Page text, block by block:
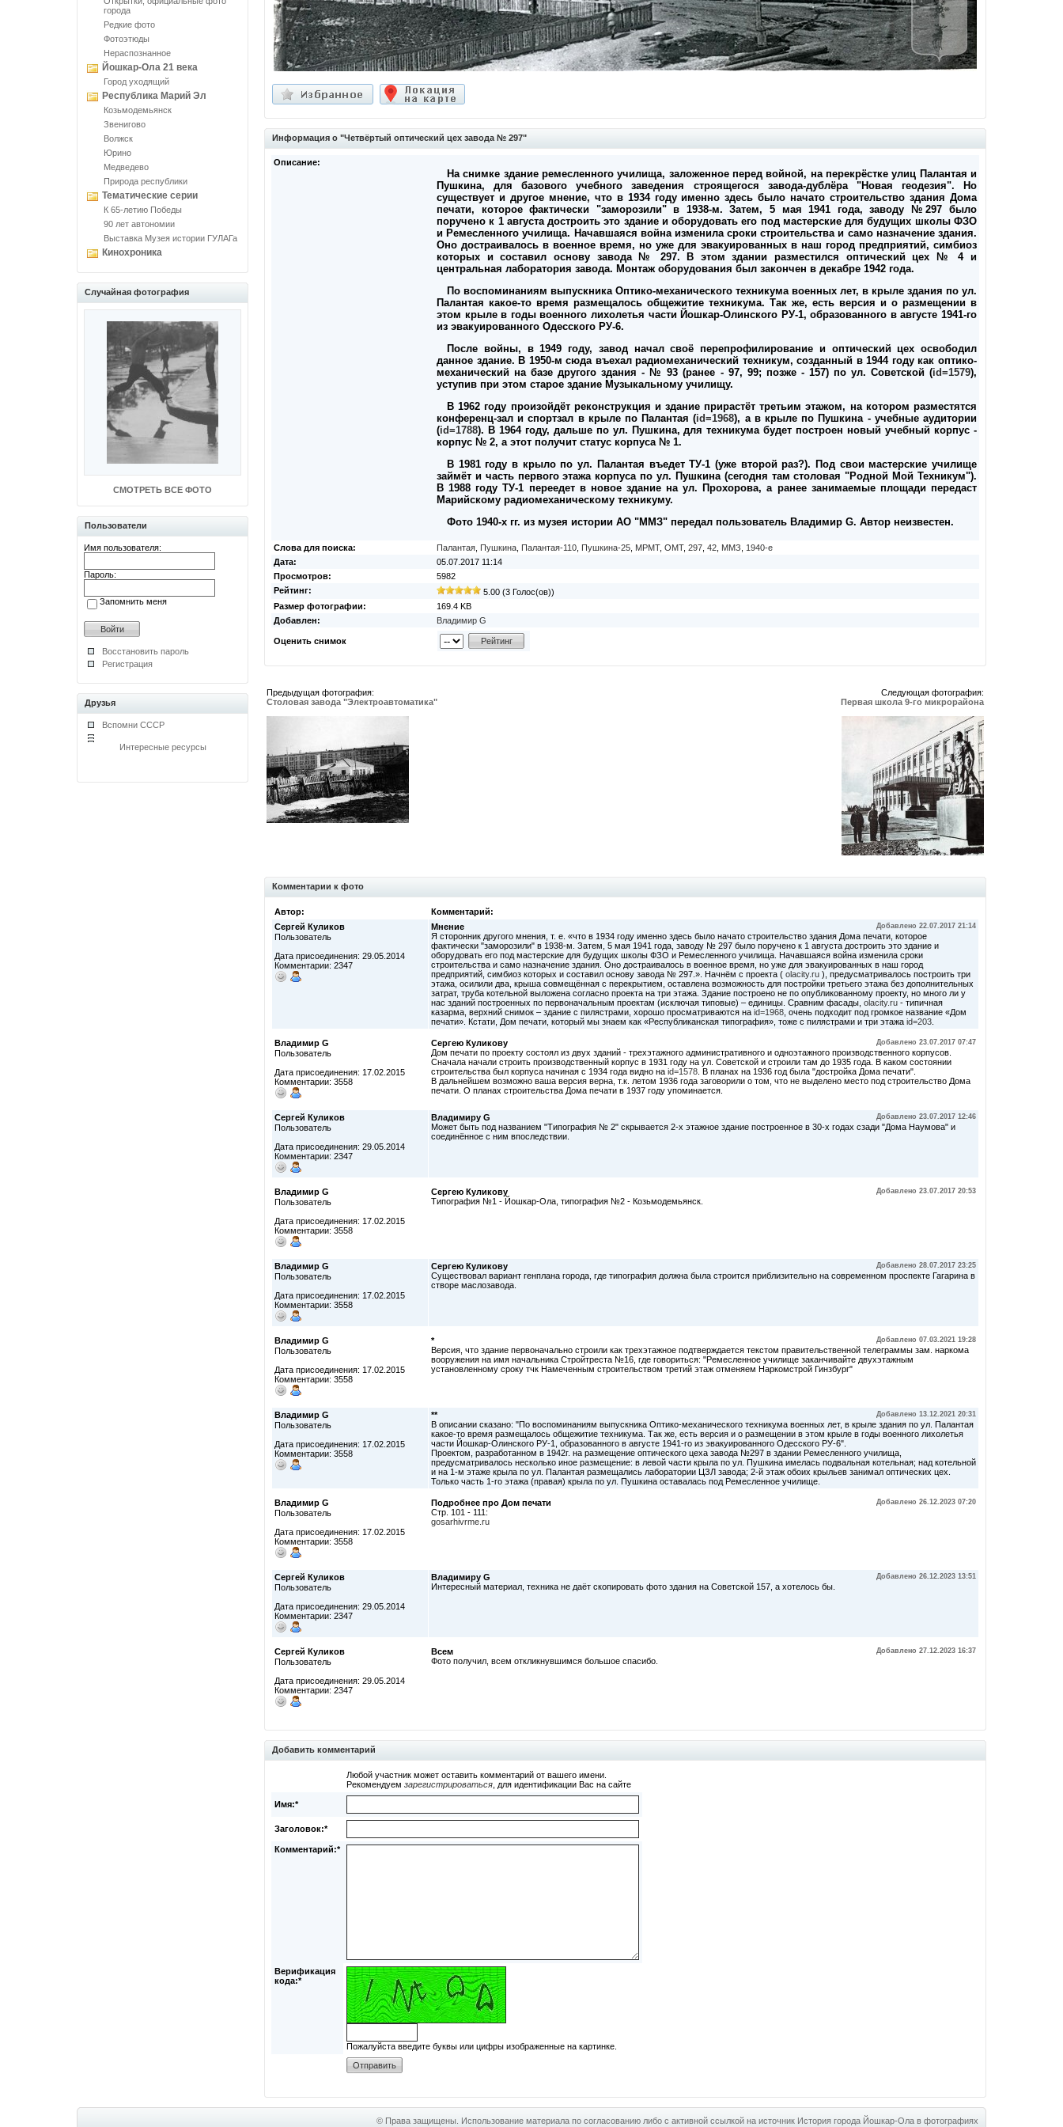
города
Редкие фото
Фотоэтюды
Нераспознанное
Йошкар-Ола 21 века
Город уходящий
Республика Марий Эл
Козьмодемьянск
Звенигово
Волжск
Юрино
Медведево
Природа республики
Тематические серии
К 65-летию Победы
90 лет автономии
Выставка Музея истории ГУЛАГа
Кинохроника
Случайная фотография
СМОТРЕТЬ ВСЕ ФОТО
Пользователи
Имя пользователя:
Пароль:
Запомнить меня
Восстановить пароль
Регистрация
Друзья
Вспомни СССР
Интересные ресурсы
Информация о "Четвёртый оптический цех завода № 297"
Описание:
На снимке здание ремесленного училища, заложенное перед войной, на перекрёстке улиц Палантая и
Пушкина, для базового учебного заведения строящегося завода-дублёра "Новая геодезия". Но
существует и другое мнение, что в 1934 году именно здесь было начато строительство здания Дома
печати, которое фактически "заморозили" в 1938-м. Затем, 5 мая 1941 года, заводу №297 было
поручено к 1 августа достроить это здание и оборудовать его под мастерские для будущих школы ФЗО
и Ремесленного училища. Начавшаяся война изменила сроки строительства и само назначение здания.
Оно достраивалось в военное время, но уже для эвакуированных в наш город предприятий, симбиоз
которых и составил основу завода № 297. В этом здании разместился оптический цех № 4 и
центральная лаборатория завода. Монтаж оборудования был закончен в декабре 1942 года.
По воспоминаниям выпускника Оптико-механического техникума военных лет, в крыле здания по ул.
Палантая какое-то время размещалось общежитие техникума. Так же, есть версия и о размещении в
этом крыле в годы военного лихолетья части Йошкар-Олинского РУ-1, образованного в августе 1941-го
из эвакуированного Одесского РУ-6.
После войны, в 1949 году, завод начал своё перепрофилирование и оптический цех освободил
данное здание. В 1950-м сюда въехал радиомеханический техникум, созданный в 1944 году как оптико-
механический на базе другого здания - № 93 (ранее - 97, 99; позже - 157) по ул. Советской (id=1579),
уступив при этом старое здание Музыкальному училищу.
В 1962 году произойдёт реконструкция и здание прирастёт третьим этажом, на котором разместятся
конференц-зал и спортзал в крыле по Палантая (id=1968), а в крыле по Пушкина - учебные аудитории
(id=1788). В 1964 году, дальше по ул. Пушкина, для техникума будет построен новый учебный корпус -
корпус № 2, а этот получит статус корпуса № 1.
В 1981 году в крыло по ул. Палантая въедет ТУ-1 (уже второй раз?). Под свои мастерские училище
займёт и часть первого этажа корпуса по ул. Пушкина (сегодня там столовая "Родной Мой Техникум").
В 1988 году ТУ-1 переедет в новое здание на ул. Прохорова, а ранее занимаемые площади передаст
Марийскому радиомеханическому техникуму.
Фото 1940-х гг. из музея истории АО "ММЗ" передал пользователь Владимир G. Автор неизвестен.
Слова для поиска: Палантая Пушкина Палантая-110 Пушкина-25 МРМТ, ОМТ, 297 42 ММЗ
1940-е
Дата:
05.07.2017 11:14
Просмотров:
5982
Рейтинг:
5.00 (3 Голос(ов))
Размер фотографии:
169.4 KB
Добавлен:
Владимир G
Оценить снимок
Предыдущая фотография:
Столовая завода "Электроавтоматика"
Следующая фотография:
Первая школа 9-го микрорайона
Комментарии к фото
Автор:
Комментарий:
Сергей Куликов
Пользователь
Дата присоединения: 29.05.2014
Комментарии: 2347
Мнение Добавлено 22.07.2017 21:14
Я сторонник другого мнения, т. е. «что в 1934 году именно здесь было начато строительство здания Дома печати, которое
фактически "заморозили" в 1938-м. Затем, 5 мая 1941 года, заводу № 297 было поручено к 1 августа достроить это здание и
оборудовать его под мастерские для будущих школы ФЗО и Ремесленного училища. Начавшаяся война изменила сроки
строительства и само назначение здания. Оно достраивалось в военное время, но уже для эвакуированных в наш город
предприятий, симбиоз которых и составил основу завода № 297.». Начнём с проекта ( olacity.ru ), предусматривалось построить три
этажа, осилили два, крыша совмещённая с перекрытием, оставлена возможность для постройки третьего этажа без дополнительных
затрат, труба котельной выложена согласно проекта на три этажа. Здание построено не по опубликованному проекту, но много ли у
нас зданий построенных по первоначальным проектам (исключая типовые) – единицы. Сравним фасады, olacity.ru - типичная
казарма, верхний снимок – здание с пилястрами, хорошо просматриваются на id=1968 , очень подходит под громкое название «Дом
печати». Кстати, Дом печати, который мы знаем как «Республиканская типография», тоже с пилястрами и три этажа id=203
Владимир G
Пользователь
Дата присоединения: 17.02.2015
Комментарии: 3558
Сергею Куликову Добавлено 23.07.2017 07:47
Дом печати по проекту состоял из двух зданий - трехэтажного административного и одноэтажного производственного корпусов.
Сначала начали строить производственный корпус в 1931 году на ул. Советской и строили там до 1935 года. В каком состоянии
строительства был корпуса начиная с 1934 года видно на id=1578 . В планах на 1936 год была "достройка Дома печати".
В дальнейшем возможно ваша версия верна, т.к. летом 1936 года заговорили о том, что не выделено место под строительство Дома
печати. О планах строительства Дома печати в 1937 году упоминается.
Сергей Куликов
Пользователь
Дата присоединения: 29.05.2014
Комментарии: 2347
Владимиру G Добавлено 23.07.2017 12:46
Может быть под названием "Типография № 2" скрывается 2-х этажное здание построенное в 30-х годах сзади "Дома Наумова" и
соединённое с ним впоследствии.
Владимир G
Пользователь
Дата присоединения: 17.02.2015
Комментарии: 3558
Сергею Куликову Добавлено 23.07.2017 20:53
Типография №1 - Йошкар-Ола, типография №2 - Козьмодемьянск.
Владимир G
Пользователь
Дата присоединения: 17.02.2015
Комментарии: 3558
Сергею Куликову Добавлено 28.07.2017 23:25
Существовал вариант генплана города, где типография должна была строится приблизительно на современном проспекте Гагарина в
створе маслозавода.
Владимир G
Пользователь
Дата присоединения: 17.02.2015
Комментарии: 3558
* Добавлено 07.03.2021 19:28
Версия, что здание первоначально строили как трехэтажное подтверждается текстом правительственной телеграммы зам. наркома
вооружения на имя начальника Стройтреста №16, где говориться: "Ремесленное училище заканчивайте двухэтажным
установленному сроку тчк Намеченным строительством третий этаж отменяем Наркомстрой Гинзбург"
Владимир G
Пользователь
Дата присоединения: 17.02.2015
Комментарии: 3558
** Добавлено 13.12.2021 20:31
В описании сказано: "По воспоминаниям выпускника Оптико-механического техникума военных лет, в крыле здания по ул. Палантая
какое-то время размещалось общежитие техникума. Так же, есть версия и о размещении в этом крыле в годы военного лихолетья
части Йошкар-Олинского РУ-1, образованного в августе 1941-го из эвакуированного Одесского РУ-6".
Проектом, разработанном в 1942г. на размещение оптического цеха завода №297 в здании Ремесленного училища,
предусматривалось несколько иное размещение: в левой части крыла по ул. Пушкина имелась подвальная котельная; над котельной
и на 1-м этаже крыла по ул. Палантая размещались лаборатории ЦЗЛ завода; 2-й этаж обоих крыльев занимал оптических цех.
Только часть 1-го этажа (правая) крыла по ул. Пушкина оставалась под Ремесленное училище.
Владимир G
Пользователь
Дата присоединения: 17.02.2015
Комментарии: 3558
Подробнее про Дом печати Добавлено 26.12.2023 07:20
Стр. 101 - 111:
gosarhivrme.ru
Сергей Куликов
Пользователь
Дата присоединения: 29.05.2014
Комментарии: 2347
Владимиру G Добавлено 26.12.2023 13:51
Интересный материал, техника не даёт скопировать фото здания на Советской 157, а хотелось бы.
Сергей Куликов
Пользователь
Дата присоединения: 29.05.2014
Комментарии: 2347
Всем Добавлено 27.12.2023 16:37
Фото получил, всем откликнувшимся большое спасибо.
Добавить комментарий
Любой участник может оставить комментарий от вашего имени.
Рекомендуем зарегистрироваться , для идентификации Вас на сайте
Имя:*
Заголовок:*
Комментарий:*
Верификация
кода:*
Пожалуйста введите буквы или цифры изображенные на картинке.
© Права защищены. Использование материала по согласованию либо с активной ссылкой на источник История города Йошкар-Ола в фотографиях